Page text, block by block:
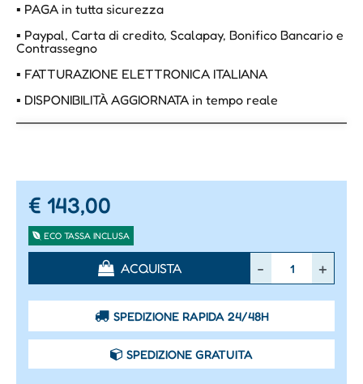
▪ PAGA in tutta sicurezza
▪ Paypal, Carta di credito, Scalapay, Bonifico Bancario e
Contrassegno
▪ FATTURAZIONE ELETTRONICA ITALIANA
▪ DISPONIBILITÀ AGGIORNATA in tempo reale
€ 143,00
ECO TASSA INCLUSA
ACQUISTA
SPEDIZIONE RAPIDA 24/48H
SPEDIZIONE GRATUITA